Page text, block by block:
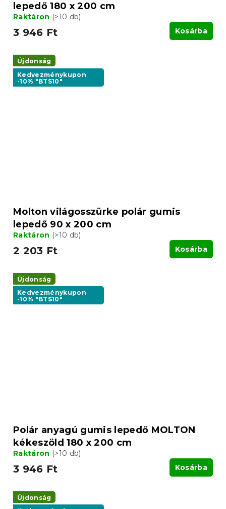
lepedő 180 x 200 cm
Raktáron (>10 db)
3 946 Ft Kosárba
Újdonság
Kedvezménykupon
-10% "BTS10"
Molton világosszürke polár gumis
lepedő 90 x 200 cm
Raktáron (>10 db)
2 203 Ft Kosárba
Újdonság
Kedvezménykupon
-10% "BTS10"
Polár anyagú gumis lepedő MOLTON
kékeszöld 180 x 200 cm
Raktáron (>10 db)
3 946 Ft Kosárba
Újdonság